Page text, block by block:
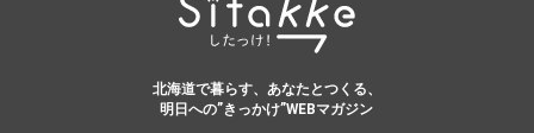
北海道で暮らす、あなたとつくる、
明日への”きっかけ”WEBマガジン